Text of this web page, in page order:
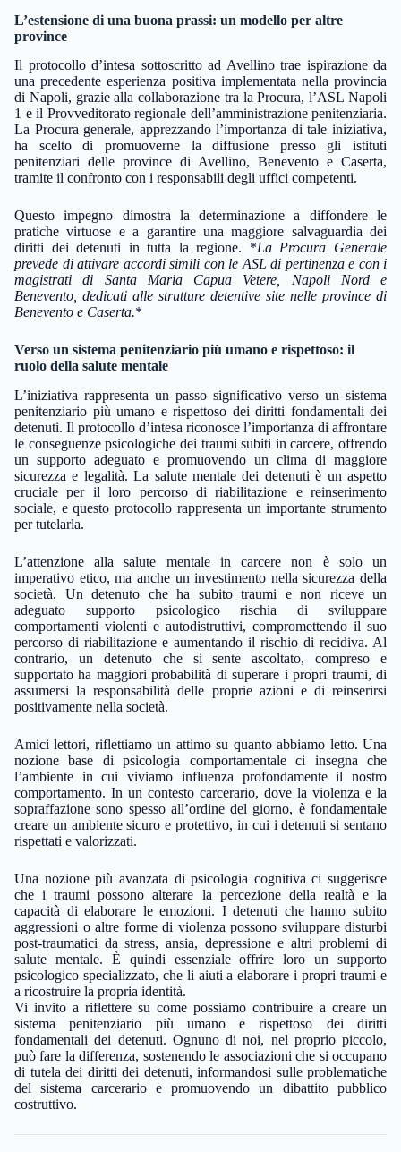
L’estensione di una buona prassi: un modello per altre
province
Il protocollo d’intesa sottoscritto ad Avellino trae ispirazione da
una precedente esperienza positiva implementata nella provincia
di Napoli, grazie alla collaborazione tra la Procura, l’ASL Napoli
1 e il Provveditorato regionale dell’amministrazione penitenziaria.
La Procura generale, apprezzando l’importanza di tale iniziativa,
ha scelto di promuoverne la diffusione presso gli istituti
penitenziari delle province di Avellino, Benevento e Caserta,
tramite il confronto con i responsabili degli uffici competenti.
Questo impegno dimostra la determinazione a diffondere le
pratiche virtuose e a garantire una maggiore salvaguardia dei
diritti dei detenuti in tutta la regione. *La Procura Generale
prevede di attivare accordi simili con le ASL di pertinenza e con i
magistrati di Santa Maria Capua Vetere, Napoli Nord e
Benevento, dedicati alle strutture detentive site nelle province di
Benevento e Caserta.*
Verso un sistema penitenziario più umano e rispettoso: il
ruolo della salute mentale
L’iniziativa rappresenta un passo significativo verso un sistema
penitenziario più umano e rispettoso dei diritti fondamentali dei
detenuti. Il protocollo d’intesa riconosce l’importanza di affrontare
le conseguenze psicologiche dei traumi subiti in carcere, offrendo
un supporto adeguato e promuovendo un clima di maggiore
sicurezza e legalità. La salute mentale dei detenuti è un aspetto
cruciale per il loro percorso di riabilitazione e reinserimento
sociale, e questo protocollo rappresenta un importante strumento
per tutelarla.
L’attenzione alla salute mentale in carcere non è solo un
imperativo etico, ma anche un investimento nella sicurezza della
società. Un detenuto che ha subito traumi e non riceve un
adeguato supporto psicologico rischia di sviluppare
comportamenti violenti e autodistruttivi, compromettendo il suo
percorso di riabilitazione e aumentando il rischio di recidiva. Al
contrario, un detenuto che si sente ascoltato, compreso e
supportato ha maggiori probabilità di superare i propri traumi, di
assumersi la responsabilità delle proprie azioni e di reinserirsi
positivamente nella società.
Amici lettori, riflettiamo un attimo su quanto abbiamo letto. Una
nozione base di psicologia comportamentale ci insegna che
l’ambiente in cui viviamo influenza profondamente il nostro
comportamento. In un contesto carcerario, dove la violenza e la
sopraffazione sono spesso all’ordine del giorno, è fondamentale
creare un ambiente sicuro e protettivo, in cui i detenuti si sentano
rispettati e valorizzati.
Una nozione più avanzata di psicologia cognitiva ci suggerisce
che i traumi possono alterare la percezione della realtà e la
capacità di elaborare le emozioni. I detenuti che hanno subito
aggressioni o altre forme di violenza possono sviluppare disturbi
post-traumatici da stress, ansia, depressione e altri problemi di
salute mentale. È quindi essenziale offrire loro un supporto
psicologico specializzato, che li aiuti a elaborare i propri traumi e
a ricostruire la propria identità.
Vi invito a riflettere su come possiamo contribuire a creare un
sistema penitenziario più umano e rispettoso dei diritti
fondamentali dei detenuti. Ognuno di noi, nel proprio piccolo,
può fare la differenza, sostenendo le associazioni che si occupano
di tutela dei diritti dei detenuti, informandosi sulle problematiche
del sistema carcerario e promuovendo un dibattito pubblico
costruttivo.